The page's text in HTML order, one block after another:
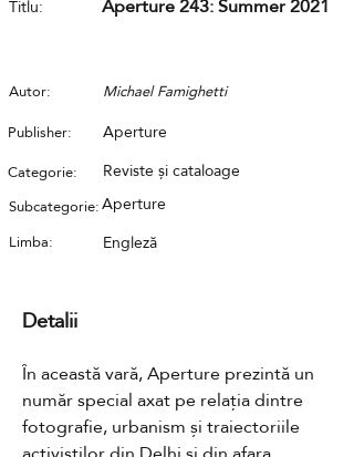
Titlu: Aperture 243: Summer 2021
Autor: Michael Famighetti
Publisher: Aperture
Categorie: Reviste și cataloage
Subcategorie:Aperture
Limba: Engleză
Detalii
În această vară, Aperture prezintă un
număr special axat pe relația dintre
fotografie, urbanism și traiectoriile